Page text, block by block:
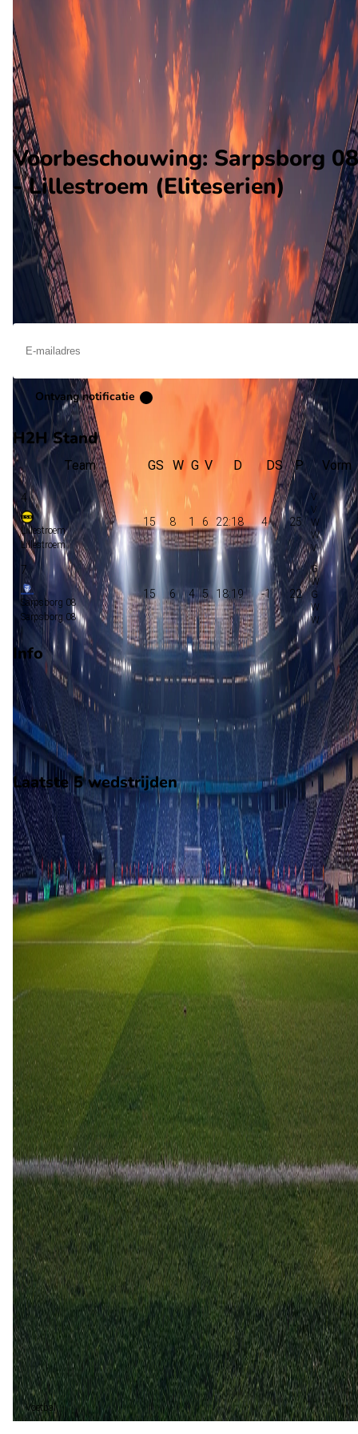
Alle wedstrijden
Sarpsborg 08 - Lillestroem
Opstellingen
Voorspelling
Voorbeschouwing
Voorbeschouwing: Sarpsborg 08
- Lillestroem (Eliteserien)
Op november 22 2026 gaat Sarpsborg 08 de strijd aan met
Lillestroem. De wedstrijd wordt afgetrapt om 16:00 en wordt
gespeeld in de Eliteserien.
Ontvang een notificatie als deze voorbeschouwing beschikbaar is
Ontvang notificatie
H2H Stand
Team GS W G V D DS P Vorm
4
Lillestroem
Lillestroem
15 8 1 6 22:18 4 25
7
Sarpsborg 08
Sarpsborg 08
15 6 4 5 18:19 -1 22
Info
Op 22 november 2026 gaat Sarpsborg 08 de strijd aan met
Lillestroem. De wedstrijd wordt afgetrapt om 16:00 en wordt
gespeeld in de Eliteserien.
Stadion: Sarpsborg Stadion
Scheidsrechter: Onbekend
Laatste 5 wedstrijden
H2H
Sarpsborg 08
Lillestroem
3 mei2026
Lillestroem
Sarpsborg 08
6 dec2025
Sarpsborg 08
28 jul
2024
Lillestroem
Sarpsborg 08
2 2
5 mei 2024
Sarpsborg 08
Lillestroem
10
17 sep 2023
Sarpsborg 08
Lillestroem
31
Sarpsborg 08 (2)40%
Gelijk (1)20%
Lillestroem (2)40%
Voetbal